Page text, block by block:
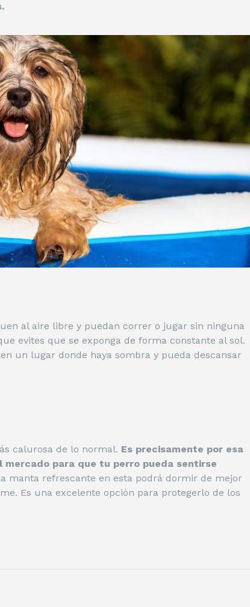
al aire libre y puedan correr o jugar sin ninguna
evites que se exponga de forma constante al sol.
un lugar donde haya sombra y pueda descansar
calurosa de lo normal. Es precisamente por esa
para que tu perro pueda sentirse
manta refrescante en esta podrá dormir de mejor
Es una excelente opción para protegerlo de los